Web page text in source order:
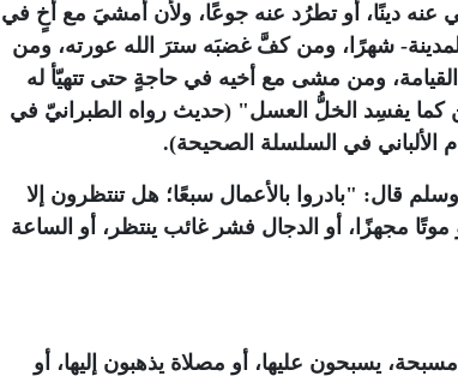
دينًا، أو تطرُد عنه جوعًا، ولأن أمشيَ مع أخٍ في
شهرًا، ومن كفَّ غضبَه سترَ الله عورته، ومن
ومن مشى مع أخيه في حاجةٍ حتى تتهيّأ له
كما يفسِد الخلُّ العسل" (حديث رواه الطبرانيّ في
الألباني في السلسلة الصحيحة).
قال: "بادروا بالأعمال سبعًا؛ هل تنتظرون إلا
مجهزًا، أو الدجال فشر غائب ينتظر، أو الساعة
يسبحون عليها، أو مصلاة يذهبون إليها، أو